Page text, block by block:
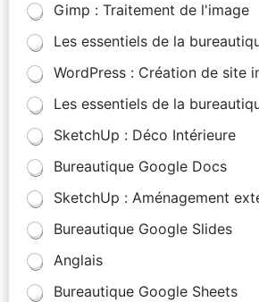
Gimp : Traitement de l'image
Les essentiels de la
WordPress : Création de site
Les essentiels de la
SketchUp : Déco Intérieure
Bureautique Google Docs
SketchUp : Aménagement
Bureautique Google Slides
Anglais
Bureautique Google Sheets